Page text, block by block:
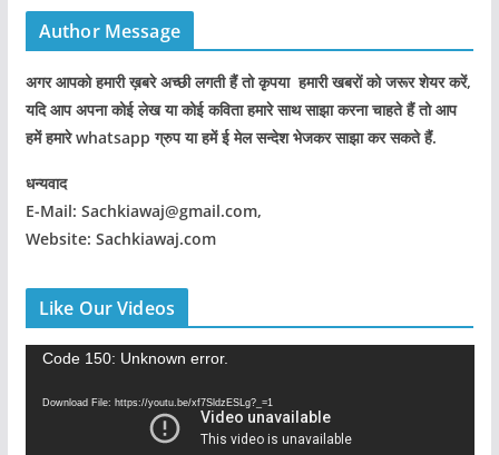
Author Message
अगर आपको हमारी ख़बरे अच्छी लगती हैं तो कृपया हमारी खबरों को जरूर शेयर करें,
यदि आप अपना कोई लेख या कोई कविता हमारे साथ साझा करना चाहते हैं तो आप
हमें हमारे whatsapp ग्रुप या हमें ई मेल सन्देश भेजकर साझा कर सकते हैं.
धन्यवाद
E-Mail: Sachkiawaj@gmail.com,
Website: Sachkiawaj.com
Like Our Videos
Code 150: Unknown error.
Download File: https://youtu.be/xf7SldzESLg?_=1